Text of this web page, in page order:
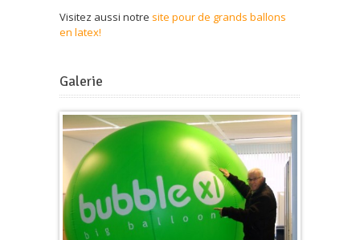
Visitez aussi notre site pour de grands ballons
en latex!
Galerie